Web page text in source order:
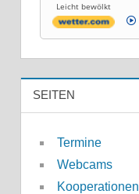
Leicht bewölkt
SEITEN
Termine
Webcams
Kooperationen